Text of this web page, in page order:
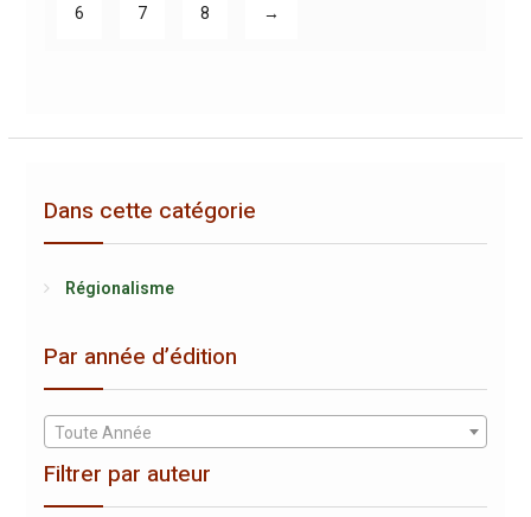
6 7 8 →
Dans cette catégorie
Régionalisme
Par année d’édition
Toute Année
Filtrer par auteur